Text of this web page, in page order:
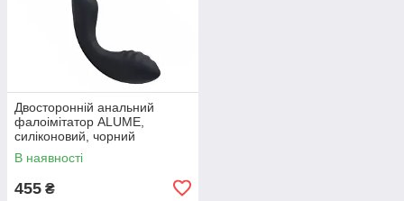
Двосторонній анальний
фалоімітатор ALUME,
силіконовий, чорний
В наявності
455 ₴